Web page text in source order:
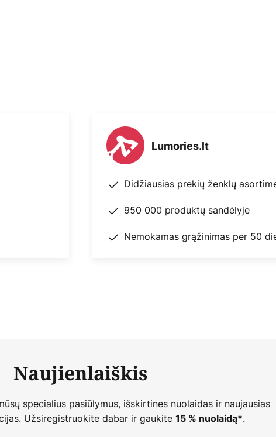
Lumories.lt
Didžiausias prekių ženklų
950 000 produktų sandėlyje
Nemokamas grąžinimas per 50
Naujienlaiškis
specialius pasiūlymus, išskirtines nuolaidas ir naujausias
Užsiregistruokite dabar ir gaukite 15 % nuolaidą*.